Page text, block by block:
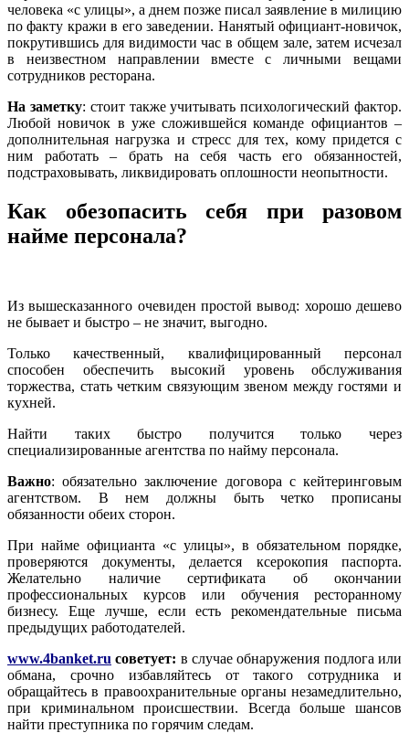
человека «с улицы», а днем позже писал заявление в милицию
по факту кражи в его заведении. Нанятый официант-новичок,
покрутившись для видимости час в общем зале, затем исчезал
в неизвестном направлении вместе с личными вещами
сотрудников ресторана.
На заметку: стоит также учитывать психологический фактор.
Любой новичок в уже сложившейся команде официантов –
дополнительная нагрузка и стресс для тех, кому придется с
ним работать – брать на себя часть его обязанностей,
подстраховывать, ликвидировать оплошности неопытности.
Как обезопасить себя при разовом
найме персонала?
Из вышесказанного очевиден простой вывод: хорошо дешево
не бывает и быстро – не значит, выгодно.
Только качественный, квалифицированный персонал
способен обеспечить высокий уровень обслуживания
торжества, стать четким связующим звеном между гостями и
кухней.
Найти таких быстро получится только через
специализированные агентства по найму персонала.
Важно: обязательно заключение договора с кейтеринговым
агентством. В нем должны быть четко прописаны
обязанности обеих сторон.
При найме официанта «с улицы», в обязательном порядке,
проверяются документы, делается ксерокопия паспорта.
Желательно наличие сертификата об окончании
профессиональных курсов или обучения ресторанному
бизнесу. Еще лучше, если есть рекомендательные письма
предыдущих работодателей.
www.4banket.ru советует: в случае обнаружения подлога или
обмана, срочно избавляйтесь от такого сотрудника и
обращайтесь в правоохранительные органы незамедлительно,
при криминальном происшествии. Всегда больше шансов
найти преступника по горячим следам.